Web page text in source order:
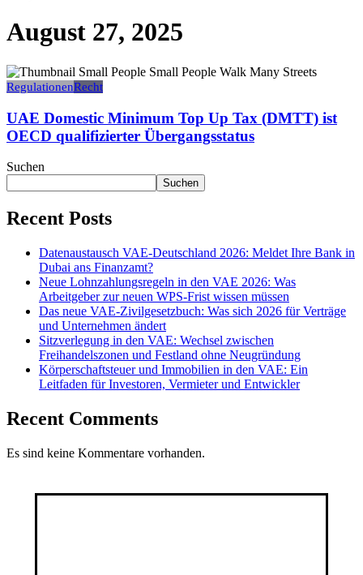
August 27, 2025
UAE
Domestic
Top
Up
Tax
ist
OECD
Übergangsstatus
RegulationenRecht
UAE Domestic Minimum Top Up Tax (DMTT) ist
OECD qualifizierter Übergangsstatus
Suchen
Suchen
Recent Posts
Datenaustausch VAE-Deutschland 2026: Meldet Ihre Bank in
Dubai ans Finanzamt?
Neue Lohnzahlungsregeln in den VAE 2026: Was
Arbeitgeber zur neuen WPS-Frist wissen müssen
Das neue VAE-Zivilgesetzbuch: Was sich 2026 für Verträge
und Unternehmen ändert
Sitzverlegung in den VAE: Wechsel zwischen
Freihandelszonen und Festland ohne Neugründung
Körperschaftsteuer und Immobilien in den VAE: Ein
Leitfaden für Investoren, Vermieter und Entwickler
Recent Comments
Es sind keine Kommentare vorhanden.